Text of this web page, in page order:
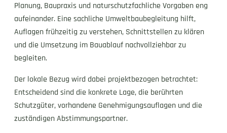
Planung, Baupraxis und naturschutzfachliche Vorgaben eng
aufeinander. Eine sachliche Umweltbaubegleitung hilft,
Auflagen frühzeitig zu verstehen, Schnittstellen zu klären
und die Umsetzung im Bauablauf nachvollziehbar zu
begleiten.
Der lokale Bezug wird dabei projektbezogen betrachtet:
Entscheidend sind die konkrete Lage, die berührten
Schutzgüter, vorhandene Genehmigungsauflagen und die
zuständigen Abstimmungspartner.